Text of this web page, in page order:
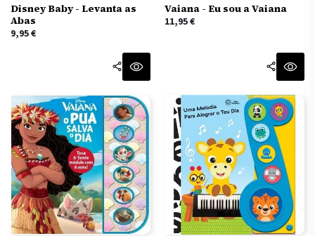
Disney Baby - Levanta as
Abas
9,95€
Vaiana - Eu sou a Vaiana
11,95€